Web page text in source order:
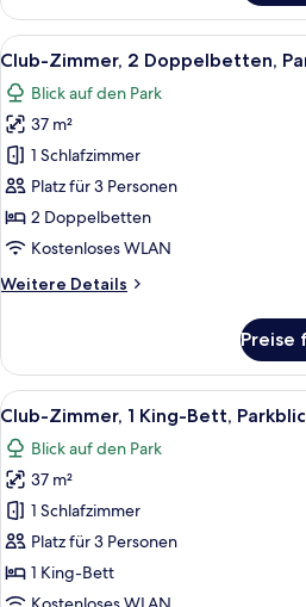
Suite,
1 King-
Bett
Alle
Fotos
für
Club-
Zimmer,
2 Doppelbetten,
Parkblick
anzeigen
Ein
9
Club-Zimmer, 2 Doppelbetten,
Blick auf den Park
37 m²
1 Schlafzimmer
Platz für 3 Personen
2 Doppelbetten
Kostenloses WLAN
Weitere Details
Weitere
Zimmer,
2 Doppelbetten,
Parkblick
Preise
Alle
Fotos
für
Club-
Zimmer,
1 King-
Bett,
Parkblick
Ein
10
Club-Zimmer, 1 King-Bett,
Blick auf den Park
37 m²
1 Schlafzimmer
Platz für 3 Personen
1 King-Bett